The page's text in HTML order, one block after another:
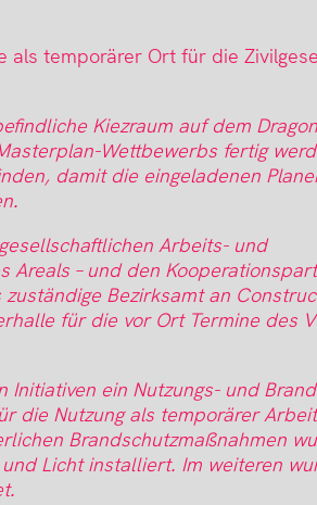
als temporärer Ort für die
Kiezraum auf dem
Wettbewerbs fertig
damit die eingeladenen
Arbeits- und
Areals – und den
Bezirksamt an
für die vor Ort Termine des
ein Nutzungs- und
die Nutzung als temporärer
Brandschutzmaßnahmen
Licht installiert. Im weiteren